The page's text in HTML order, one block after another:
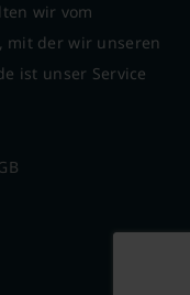
wir vom
mit der wir unseren
ist unser Service